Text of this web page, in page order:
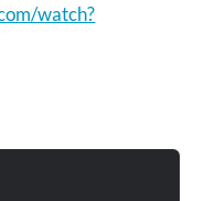
watch?